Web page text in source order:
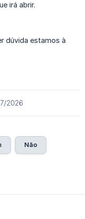
irá abrir.
dúvida estamos à
2026
Não